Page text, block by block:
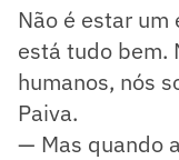
Não é estar um
está tudo bem.
humanos, nós
Paiva.
— Mas quando